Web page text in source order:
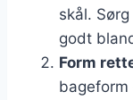
skål.
godt
Form
bageform